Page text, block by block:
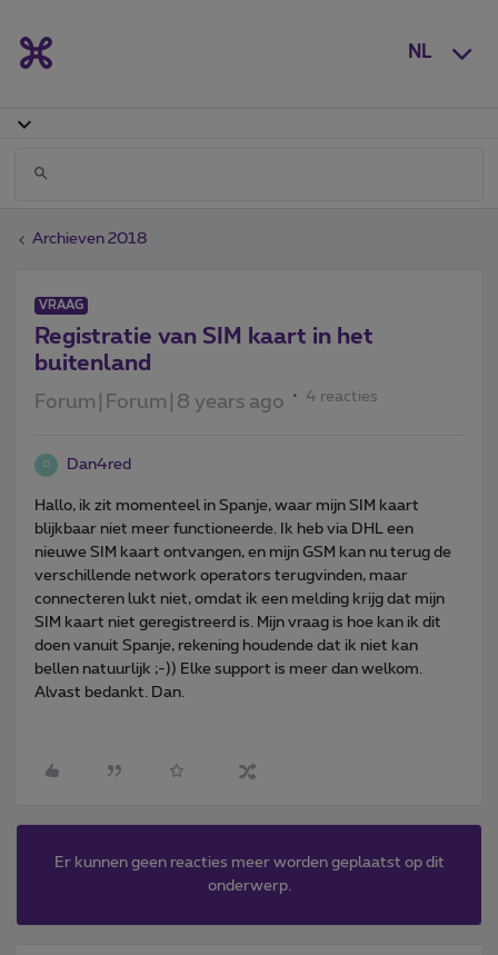
NL
Archieven 2018
VRAAG
Registratie van SIM kaart in het
buitenland
Forum|Forum|8 years ago 4 reacties
D Dan4red
Hallo, ik zit momenteel in Spanje, waar mijn SIM kaart
blijkbaar niet meer functioneerde. Ik heb via DHL een
nieuwe SIM kaart ontvangen, en mijn GSM kan nu terug de
verschillende network operators terugvinden, maar
connecteren lukt niet, omdat ik een melding krijg dat mijn
SIM kaart niet geregistreerd is. Mijn vraag is hoe kan ik dit
doen vanuit Spanje, rekening houdende dat ik niet kan
bellen natuurlijk ;-)) Elke support is meer dan welkom.
Alvast bedankt. Dan.
Er kunnen geen reacties meer worden geplaatst op dit
onderwerp.